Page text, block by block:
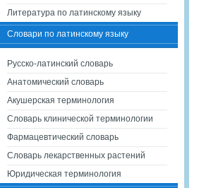
Литература по латинскому языку
Словари по латинскому языку
Русско-латинский словарь
Анатомический словарь
Акушерская терминология
Словарь клинической терминологии
Фармацевтический словарь
Словарь лекарственных растений
Юридическая терминология